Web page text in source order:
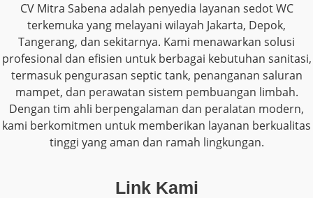
CV Mitra Sabena adalah penyedia layanan sedot WC
terkemuka yang melayani wilayah Jakarta, Depok,
Tangerang, dan sekitarnya. Kami menawarkan solusi
profesional dan efisien untuk berbagai kebutuhan sanitasi,
termasuk pengurasan septic tank, penanganan saluran
mampet, dan perawatan sistem pembuangan limbah.
Dengan tim ahli berpengalaman dan peralatan modern,
kami berkomitmen untuk memberikan layanan berkualitas
tinggi yang aman dan ramah lingkungan.
Link Kami